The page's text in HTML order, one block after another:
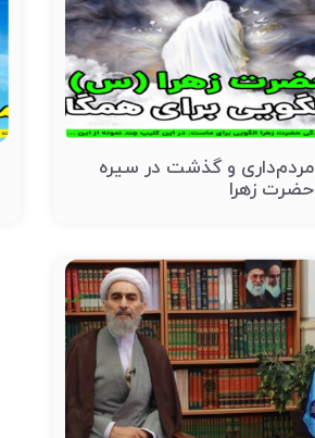
مردم‌داری و گذشت در سیره
حضرت زهرا